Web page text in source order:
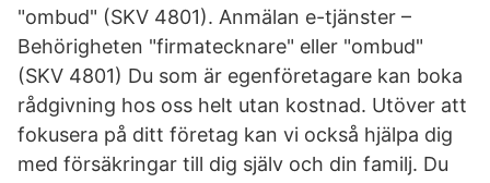
"ombud" (SKV 4801). Anmälan e-tjänster –
Behörigheten "firmatecknare" eller "ombud"
(SKV 4801) Du som är egenföretagare kan boka
rådgivning hos oss helt utan kostnad. Utöver att
fokusera på ditt företag kan vi också hjälpa dig
med försäkringar till dig själv och din familj. Du